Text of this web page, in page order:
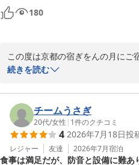
京都の宿 ぎをんの月
京都の宿 ぎをんの月
2026-06-07
イーツも手製のようで最高に美味し
祇園が大好きなので、好立地。
180
この度は京都の宿ぎをんの月にご
います。
しく思います。
また、お風呂付きのお部屋でゆっ
でお家に居るよう」と感じていた
ウェルカムスイーツにつきまして
ざいます。
ぜひまた京都へお越しの際は、是
続きを読む
チームうさぎ
20代/女性 | 1件のクチコミ
4 2026年7月18日投
レジャー 友達 2026年7月宿泊
食事は満足だが、防音と設備に難あ